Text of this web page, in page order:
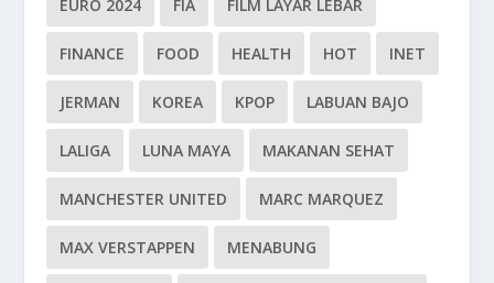
EURO 2024 FIA FILM LAYAR LEBAR
FINANCE FOOD HEALTH HOT INET
JERMAN KOREA KPOP LABUAN BAJO
LALIGA LUNA MAYA MAKANAN SEHAT
MANCHESTER UNITED MARC MARQUEZ
MAX VERSTAPPEN MENABUNG